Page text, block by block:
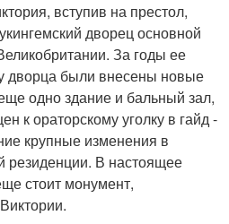
вступив на престол,
дворец основной
За годы ее
дворца были внесены новые
одно здание и бальный зал,
к ораторскому уголку в гайд -
крупные изменения в
резиденции. В настоящее
стоит монумент,